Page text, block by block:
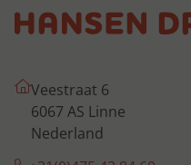
Veestraat 6
6067 AS Linne
Nederland